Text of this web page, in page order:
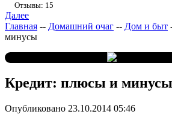
Отзывы: 15
Далее
Главная -- Домашний очаг -- Дом и быт
минусы
Кредит: плюсы и минусы
Опубликовано 23.10.2014 05:46